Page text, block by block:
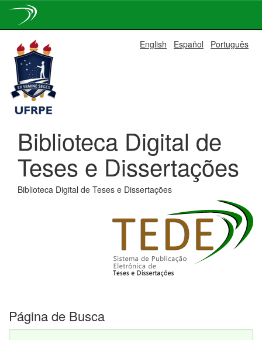
navigation
English Español Português
Biblioteca Digital de
Teses e Dissertações
Biblioteca Digital de Teses e Dissertações
Página de Busca